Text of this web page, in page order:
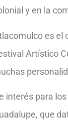
y en la
es el
Artístico
interés para
que